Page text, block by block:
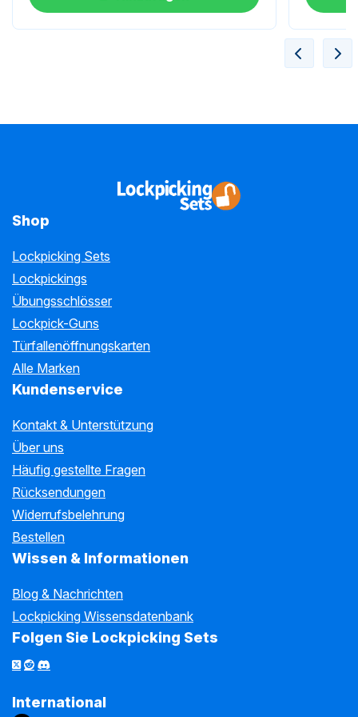
Shop
Lockpicking Sets
Lockpickings
Übungsschlösser
Lockpick-Guns
Türfallenöffnungskarten
Alle Marken
Kundenservice
Kontakt & Unterstützung
Über uns
Häufig gestellte Fragen
Rücksendungen
Widerrufsbelehrung
Bestellen
Wissen & Informationen
Blog & Nachrichten
Lockpicking Wissensdatenbank
Folgen Sie Lockpicking Sets
International